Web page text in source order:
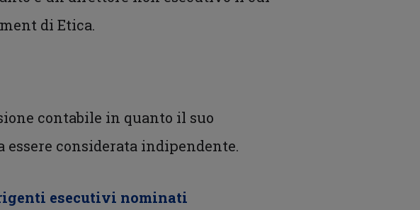
di Etica.
contabile in quanto il suo
essere considerata indipendente.
esecutivi nominati